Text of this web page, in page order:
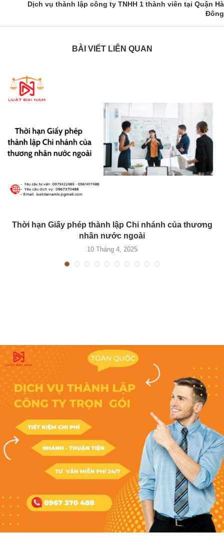
Dịch vụ thành lập công ty TNHH 1 thành viên tại Quận Hà
Đông
BÀI VIẾT LIÊN QUAN
Thời hạn Giấy phép thành lập Chi nhánh của thương
nhân nước ngoài
10 Tháng 4, 2025